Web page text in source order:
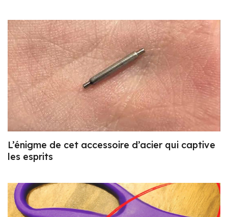
L’énigme de cet accessoire d’acier qui captive
les esprits